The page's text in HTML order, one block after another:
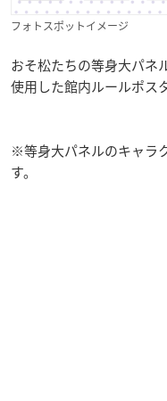
フォトスポットイメージ
おそ松たちの等身大パネ
使用した館内ルールポス
※等身大パネルのキャラ
す。